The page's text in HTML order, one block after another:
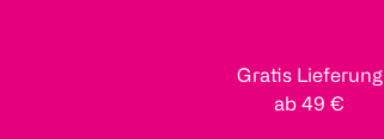
Gratis Lieferung
ab 49 €